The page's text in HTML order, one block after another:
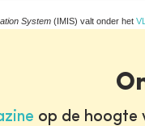
System (IMIS) valt onder het
op de hoogte